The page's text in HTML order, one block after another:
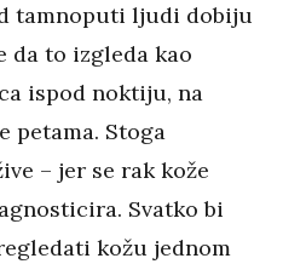
tamnoputi ljudi dobiju
da to izgleda kao
ispod noktiju, na
petama. Stoga
– jer se rak kože
Svatko bi
kožu jednom